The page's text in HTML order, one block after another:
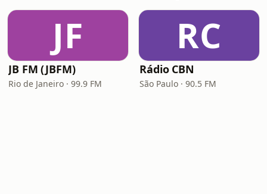
JF
JB FM (JBFM)
Rio de Janeiro · 99.9 FM
RC
Rádio CBN
São Paulo · 90.5 FM